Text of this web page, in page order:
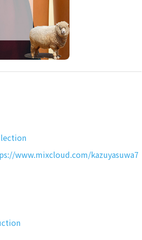
www.mixcloud.com/kazuyasuwa7